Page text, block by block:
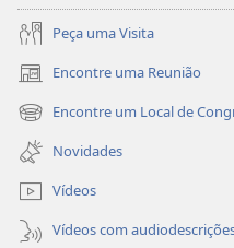
Peça uma Visita
Encontre uma Reunião
(abre
nova
janela)
Encontre um Local de
(abre
nova
janela)
Novidades
Vídeos
Vídeos com